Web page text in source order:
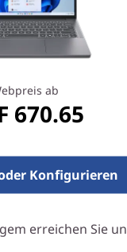
Services
Antworten. Und
Ihren Einheiten
ab
670.65
Konfigurieren
erreichen Sie